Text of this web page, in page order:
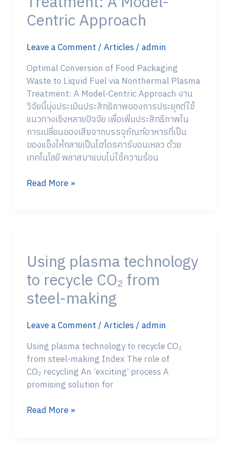
Centric Approach
Leave a Comment/Articles/admin
Optimal Conversion of Food Packaging
Waste to Liquid Fuel via Nonthermal Plasma
Treatment: A Model-Centric Approach งาน
วิจัยนี้มุ่งประเมินประสิทธิภาพของการประยุกต์ใช้
แนวทางเชิงหลายปัจจัย เพื่อเพิ่มประสิทธิภาพใน
การเปลี่ยนของเสียจากบรรจุภัณฑ์อาหารที่เป็น
ของแข็งให้กลายเป็นไฮโดรคาร์บอนเหลว ด้วย
เทคโนโลยี พลาสมาแบบไม่ใช้ความร้อน
via
Non-
Thermal
Plasma
Treatment:
A
Model-
Centric
Approach
Read More »
Using plasma technology
to recycle CO₂ from
steel-making
Leave a Comment/Articles/admin
Using plasma technology to recycle CO₂
from steel-making Index The role of
CO₂ recycling An ‘exciting’ process A
promising solution for
technology
to
recycle
CO₂
steel-
Read More »